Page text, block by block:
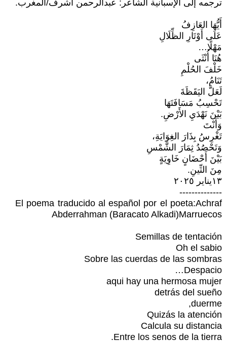
ترجمه إلى الإسبانية الشاعر: عبدالرحمن أشرف/المغرب.
أَيُّهَا العَازِفُ
عَلَى أَوْتَارِ الظِّلَالِ
مَهْلًا…
هُنَا أُنْثَى
خَلْفَ الحُلْمِ
تَنَامُ،
لَعَلَّ اليَقَظَةَ
تَحْسِبُ مَسَافَتَهَا
بَيْنَ نَهْدَيِ الأَرْضِ.
وَأَنْتَ
تَغْرِسُ بِذَارَ الغِوَايَةِ،
وَتَحْصُدُ ثِمَارَ الشَّمْسِ
بَيْنَ أَحْضَانٍ خَاوِيَةٍ
مِنَ التِّينِ.
١٣يناير ٢٠٢٥
--------------
El poema traducido al español por el poeta:Achraf
Abderrahman (Baracato Alkadi)Marruecos
Semillas de tentación
Oh el sabio
Sobre las cuerdas de las sombras
Despacio…
aqui hay una hermosa mujer
detrás del sueño
duerme,
Quizás la atención
Calcula su distancia
Entre los senos de la tierra.